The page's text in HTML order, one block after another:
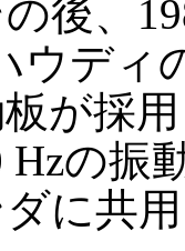
後、
ウディ
が採
Hzの振
に共